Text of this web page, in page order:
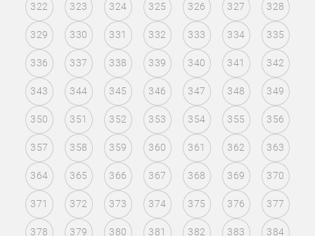
322 323 324 325 326 327 328
329 330 331 332 333 334 335
336 337 338 339 340 341 342
343 344 345 346 347 348 349
350 351 352 353 354 355 356
357 358 359 360 361 362 363
364 365 366 367 368 369 370
371 372 373 374 375 376 377
378 379 380 381 382 383 384